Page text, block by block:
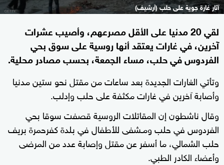
آثار غارة جوية على حلب (أرشيف)
لقي 20 مدنيا على الأقل مصرعهم، وأصيب عشرات
آخرين، في غارات يعتقد أنها روسية على سوق بحي
الفردوس في حلب، مساء الجمعة، بحسب مصادر محلية.
وتأتي الغارات الجديدة بعد ساعات من مقتل نحو ستين مدنيا
وأصابة آخرين في غارات مكثفة على حلب وإدلب.
وقال ناشطون إن المقاتلات الروسية قصفت سوقا بحي
الفردوس في حلب ومـشفى للأطفال في بلدة كفرحمرة بريف
حلب الشمالي، ما أسفر عن مقتل وإصابة عدد من المرضى
وأعضاء الكادر الطبي.